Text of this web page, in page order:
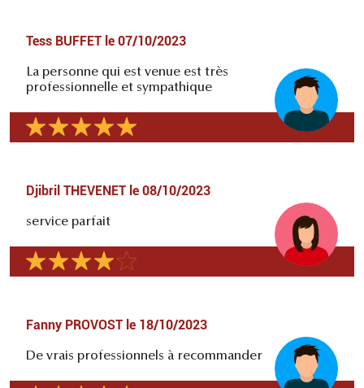
Tess BUFFET le 07/10/2023
La personne qui est venue est très
professionnelle et sympathique
Djibril THEVENET le 08/10/2023
service parfait
Fanny PROVOST le 18/10/2023
De vrais professionnels à recommander